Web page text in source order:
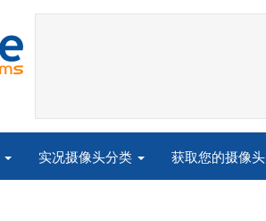
实况摄像头分类 获取您的摄像头